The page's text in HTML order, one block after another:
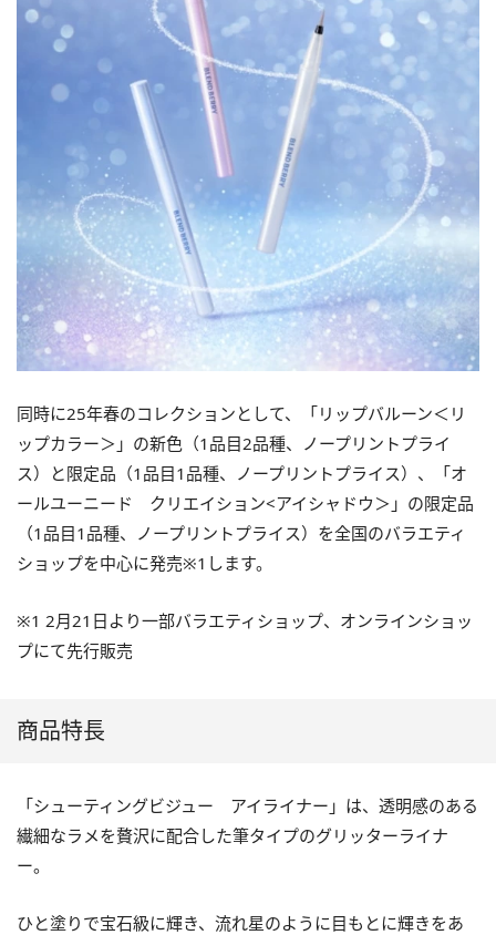
同時に25年春のコレクションとして、「リップバルーン＜リ
ップカラー＞」の新色（1品目2品種、ノープリントプライ
ス）と限定品（1品目1品種、ノープリントプライス）、「オ
ールユーニード クリエイション<アイシャドウ＞」の限定品
（1品目1品種、ノープリントプライス）を全国のバラエティ
ショップを中心に発売※1します。
※1 2月21日より一部バラエティショップ、オンラインショッ
プにて先行販売
商品特長
「シューティングビジュー アイライナー」は、透明感のある
繊細なラメを贅沢に配合した筆タイプのグリッターライナ
ー。
ひと塗りで宝石級に輝き、流れ星のように目もとに輝きをあ